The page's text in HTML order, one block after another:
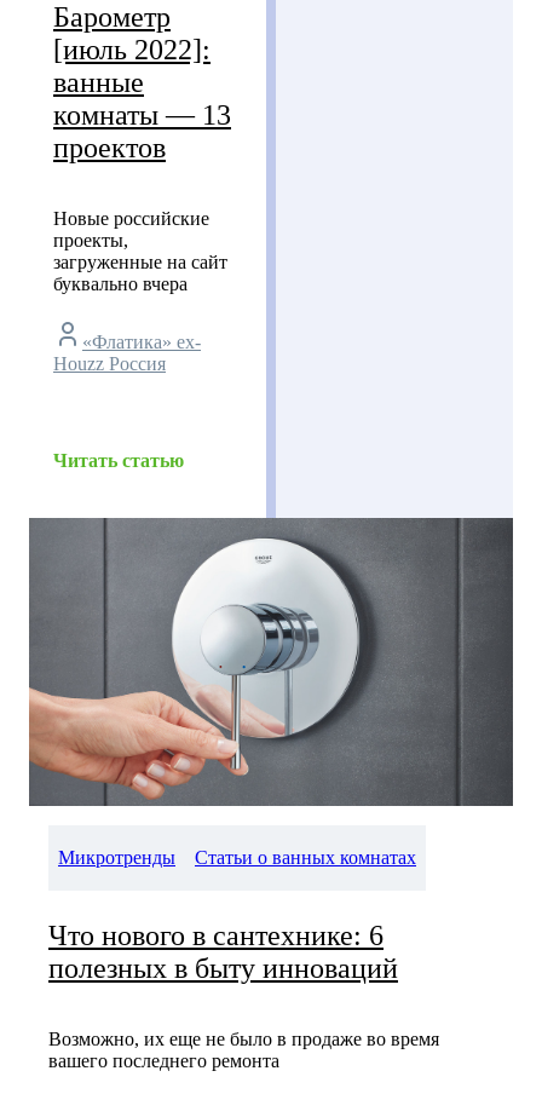
Барометр
[июль 2022]:
ванные
комнаты — 13
проектов
Новые российские
проекты,
загруженные на сайт
буквально вчера
«Флатика» ex-
Houzz Россия
Читать статью
Микротренды Статьи о ванных комнатах
Что нового в сантехнике: 6
полезных в быту инноваций
Возможно, их еще не было в продаже во время
вашего последнего ремонта